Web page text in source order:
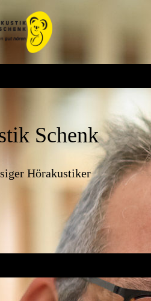
Schenk
Hörakustiker